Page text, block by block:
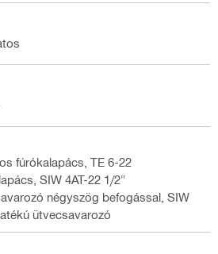
fúrókalapács, TE 6-22
SIW 4AT-22 1/2"
négyszög befogással, SIW
ütvecsavarozó